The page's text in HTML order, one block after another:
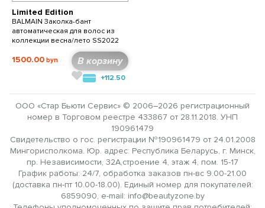
Limited Edition
BALMAIN Заколка-бант
автоматическая для волос из
коллекции весна/лето SS2022
1500.00 В корзину
+112.50
ООО «Стар Бьюти Сервис» © 2006–2026 регистрационный
номер в Торговом реестре 433867 от 28.11.2018. УНП
190961479
Свидетельство о гос. регистрации №190961479 от 24.01.2008
Мингорисполкома. Юр. адрес: Республика Беларусь, г. Минск,
пр. Независимости, 32А,строение 4, этаж 4, пом. 15-17
График работы: 24/7, обработка заказов пн-вс 9.00-21.00
(доставка пн-пт 10.00-18.00). Единый номер для покупателей:
6859090, e-mail: info@beautyzone.by